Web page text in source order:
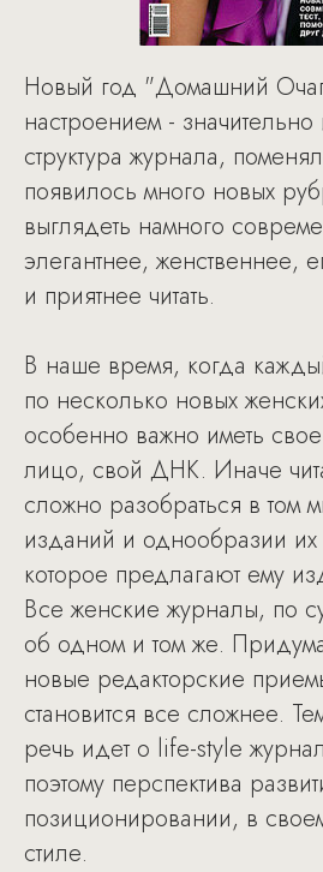
Новый год "Домашний
настроением -
структура журнала,
появилось много новых
выглядеть намного
элегантнее, женственнее,
и приятнее читать.
В наше время, когда
по несколько новых
особенно важно иметь
лицо, свой ДНК. Иначе
сложно разобраться в том
изданий и однообразии
которое предлагают ему
Все женские журналы, по
об одном и том же.
новые редакторские
становится все сложнее.
речь идет о life-style
поэтому перспектива
позиционировании, в
стиле.